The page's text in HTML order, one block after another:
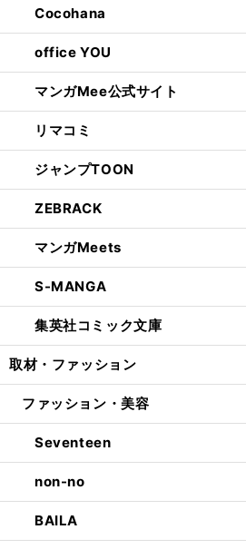
Cocohana
office YOU
マンガMee公式サイト
リマコミ
ジャンプTOON
ZEBRACK
マンガMeets
S-MANGA
集英社コミック文庫
取材・ファッション
ファッション・美容
Seventeen
non-no
BAILA